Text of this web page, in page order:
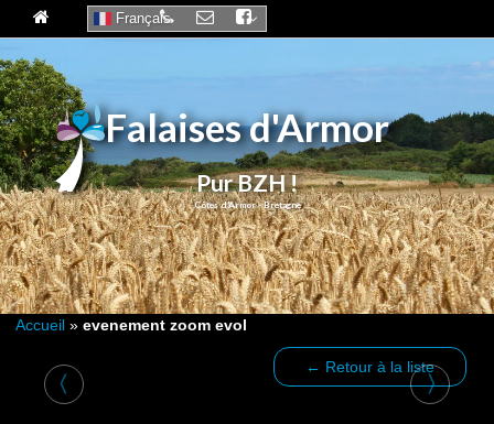
Falaises d'Armor
Pur BZH !
Accueil » evenement zoom evol
← Retour à la liste
〈 〉
Français